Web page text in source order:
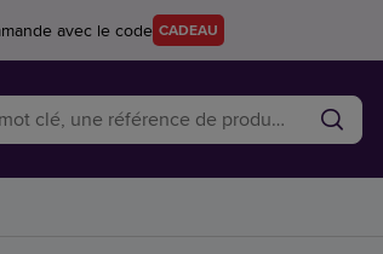
avec le code CADEAU